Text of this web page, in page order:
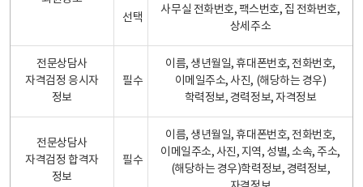
선택
사무실 전화번호, 팩스번호, 집 전화번호,
상세주소
전문상담사
자격검정 응시자
정보
필수
이름, 생년월일, 휴대폰번호, 전화번호,
이메일주소, 사진, (해당하는 경우)
학력정보, 경력정보, 자격정보
전문상담사
자격검정 합격자
정보
필수
이름, 생년월일, 휴대폰번호, 전화번호,
이메일주소, 사진, 지역, 성별, 소속, 주소,
(해당하는 경우)학력정보, 경력정보,